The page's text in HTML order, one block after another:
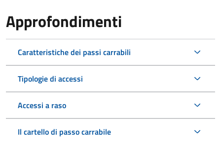
Approfondimenti
Caratteristiche dei passi carrabili
Tipologie di accessi
Accessi a raso
Il cartello di passo carrabile